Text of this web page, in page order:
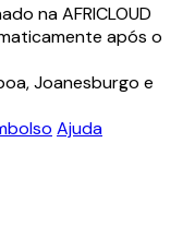
na AFRICLOUD
após o
Joanesburgo e
Ajuda